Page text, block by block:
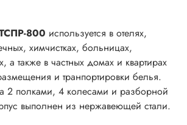
800 используется в отелях,
химчистках, больницах,
а также в частных домах и квартирах
и транпортировки белья.
2 полками, 4 колесами и разборной
выполнен из нержавеющей стали.